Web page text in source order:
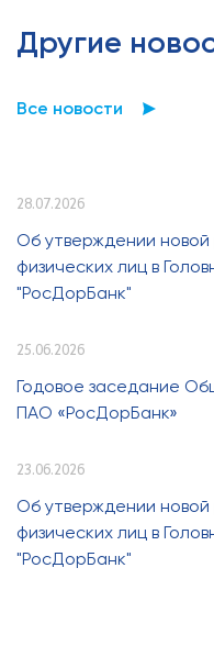
Другие
Все новости
28.07.2026
Об утверждении
физических лиц в
"РосДорБанк"
25.06.2026
Годовое заседание
ПАО «РосДорБанк»
23.06.2026
Об утверждении
физических лиц в
"РосДорБанк"